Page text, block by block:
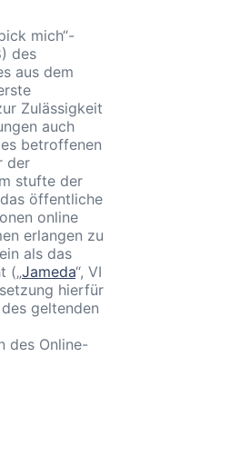
mich“-
des
aus dem
Zulässigkeit
auch
betroffenen
der
stufte der
öffentliche
online
erlangen zu
als das
(„Jameda“, VI
hierfür
geltenden
des Online-